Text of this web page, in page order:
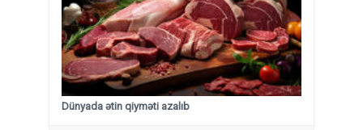
Dünyada ətin qiyməti azalıb